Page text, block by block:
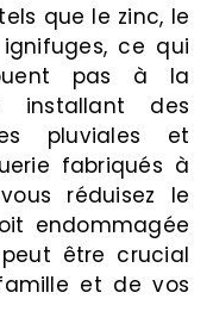
que le zinc, le
ce qui
pas à la
installant des
pluviales et
fabriqués à
réduisez le
endommagée
être crucial
et de vos